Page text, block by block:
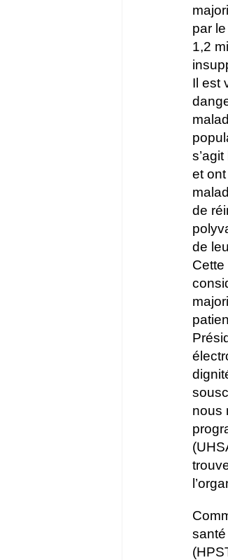
par
1,2
Il est
et
de
de
nous